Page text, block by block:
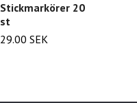
Stickmarkörer 20
st
29.00 SEK